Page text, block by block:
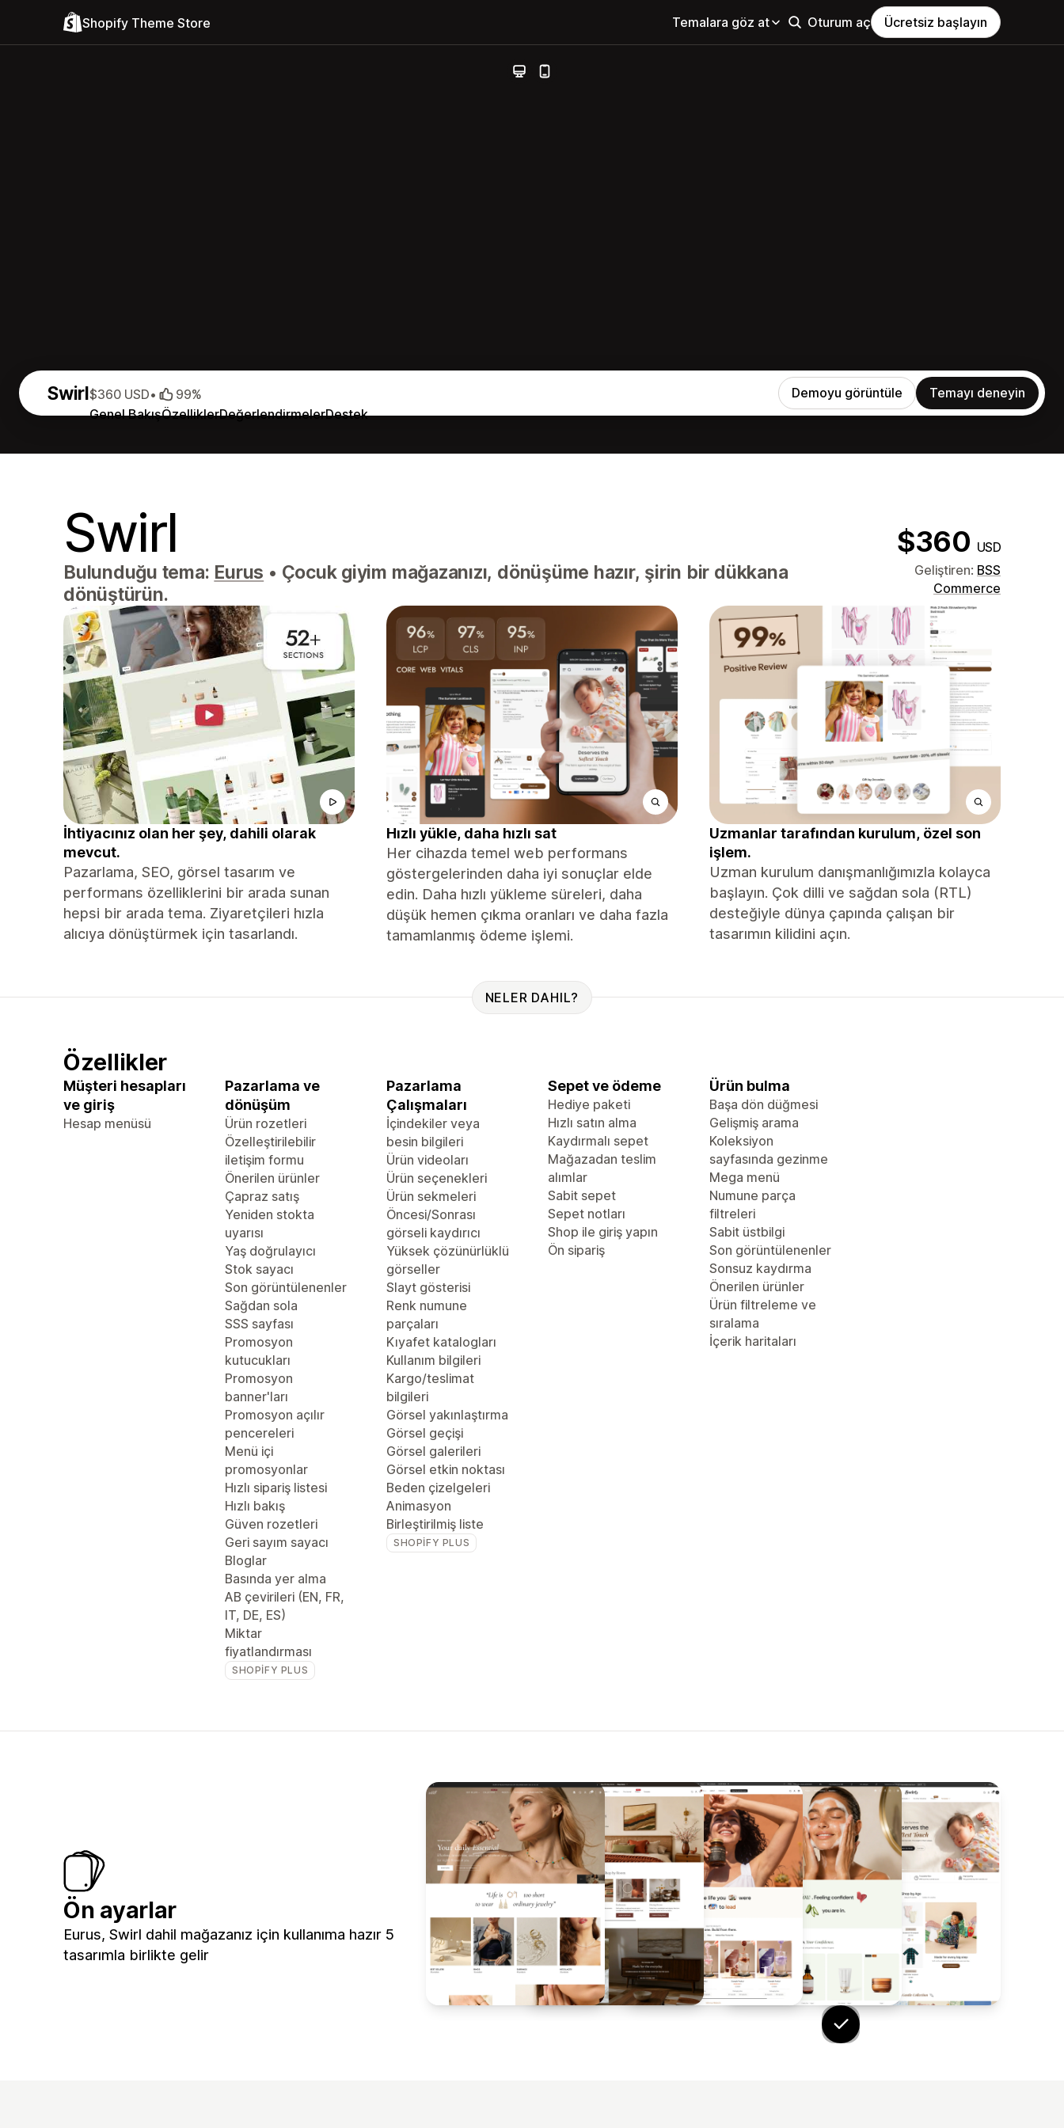
Shopify Theme Store Temalara göz at Oturum aç Ücretsiz başlayın
Swirl
Genel BakışÖzelliklerDeğerlendirmelerDestek
$360 USD• 99% Demoyu görüntüle Temayı deneyin
Swirl $360 USD
Bulunduğu tema: Eurus • Çocuk giyim mağazanızı, dönüşüme hazır, şirin bir dükkana
dönüştürün.
Geliştiren: BSS
Commerce
İhtiyacınız olan her şey, dahili olarak
mevcut.
Pazarlama, SEO, görsel tasarım ve
performans özelliklerini bir arada sunan
hepsi bir arada tema. Ziyaretçileri hızla
alıcıya dönüştürmek için tasarlandı.
Hızlı yükle, daha hızlı sat
Her cihazda temel web performans
göstergelerinden daha iyi sonuçlar elde
edin. Daha hızlı yükleme süreleri, daha
düşük hemen çıkma oranları ve daha fazla
tamamlanmış ödeme işlemi.
Uzmanlar tarafından kurulum, özel son
işlem.
Uzman kurulum danışmanlığımızla kolayca
başlayın. Çok dilli ve sağdan sola (RTL)
desteğiyle dünya çapında çalışan bir
tasarımın kilidini açın.
NELER DAHIL?
Özellikler
Müşteri hesapları
ve giriş
Hesap menüsü
Pazarlama ve
dönüşüm
Ürün rozetleri
Özelleştirilebilir
iletişim formu
Önerilen ürünler
Çapraz satış
Yeniden stokta
uyarısı
Yaş doğrulayıcı
Stok sayacı
Son görüntülenenler
Sağdan sola
SSS sayfası
Promosyon
kutucukları
Promosyon
banner'ları
Promosyon açılır
pencereleri
Menü içi
promosyonlar
Hızlı sipariş listesi
Hızlı bakış
Güven rozetleri
Geri sayım sayacı
Bloglar
Basında yer alma
AB çevirileri (EN, FR,
IT, DE, ES)
Miktar
fiyatlandırması
SHOPIFY PLUS
Pazarlama
Çalışmaları
İçindekiler veya
besin bilgileri
Ürün videoları
Ürün seçenekleri
Ürün sekmeleri
Öncesi/Sonrası
görseli kaydırıcı
Yüksek çözünürlüklü
görseller
Slayt gösterisi
Renk numune
parçaları
Kıyafet katalogları
Kullanım bilgileri
Kargo/teslimat
bilgileri
Görsel yakınlaştırma
Görsel geçişi
Görsel galerileri
Görsel etkin noktası
Beden çizelgeleri
Animasyon
Birleştirilmiş liste
SHOPIFY PLUS
Sepet ve ödeme
Hediye paketi
Hızlı satın alma
Kaydırmalı sepet
Mağazadan teslim
alımlar
Sabit sepet
Sepet notları
Shop ile giriş yapın
Ön sipariş
Ürün bulma
Başa dön düğmesi
Gelişmiş arama
Koleksiyon
sayfasında gezinme
Mega menü
Numune parça
filtreleri
Sabit üstbilgi
Son görüntülenenler
Sonsuz kaydırma
Önerilen ürünler
Ürün filtreleme ve
sıralama
İçerik haritaları
Ön ayarlar
Eurus, Swirl dahil mağazanız için kullanıma hazır 5
tasarımla birlikte gelir